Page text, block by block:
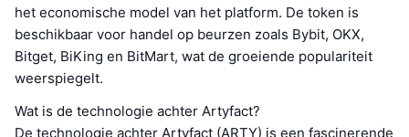
het economische model van het platform. De token is
beschikbaar voor handel op beurzen zoals Bybit, OKX,
Bitget, BiKing en BitMart, wat de groeiende populariteit
weerspiegelt.
Wat is de technologie achter Artyfact?
De technologie achter Artyfact (ARTY) is een fascinerende